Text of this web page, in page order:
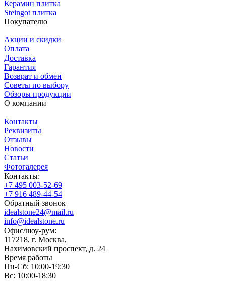
Керамин плитка
Steingot плитка
Покупателю
Акции и скидки
Оплата
Доставка
Гарантия
Возврат и обмен
Советы по выбору
Обзоры продукции
О компании
Контакты
Реквизиты
Отзывы
Новости
Статьи
Фотогалерея
Контакты:
+7 495 003-52-69
+7 916 489-44-54
Обратный звонок
idealstone24@mail.ru
info@idealstone.ru
Офис/шоу-рум:
117218, г. Москва,
Нахимовский проспект, д. 24
Время работы
Пн-Сб: 10:00-19:30
Вс: 10:00-18:30